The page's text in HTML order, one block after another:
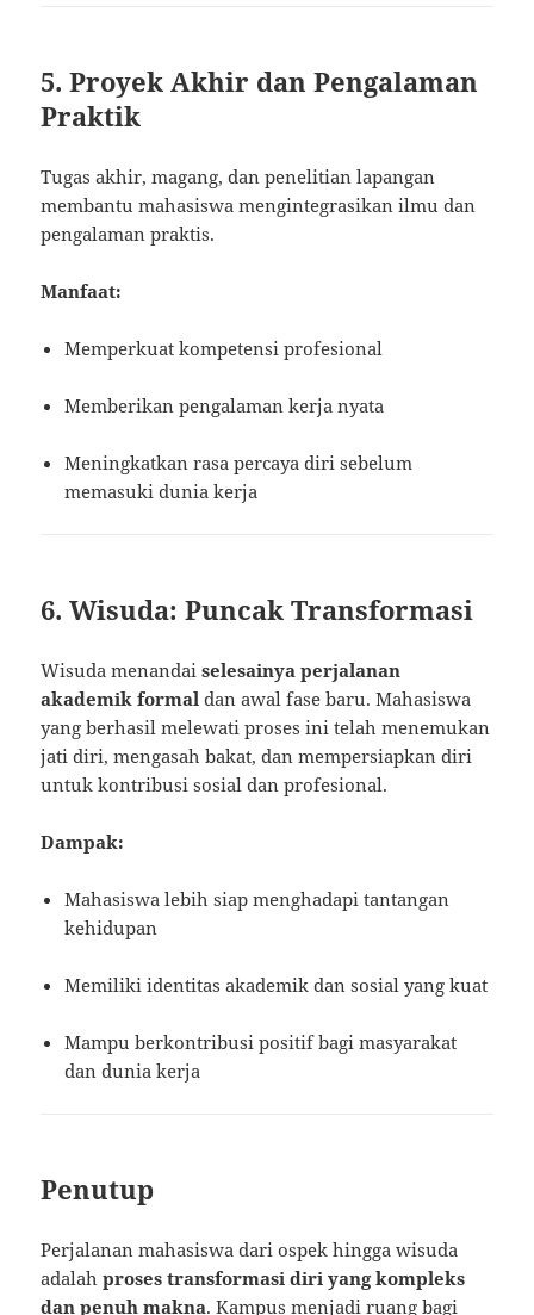
5. Proyek Akhir dan Pengalaman
Praktik
Tugas akhir, magang, dan penelitian lapangan
membantu mahasiswa mengintegrasikan ilmu dan
pengalaman praktis.
Manfaat:
Memperkuat kompetensi profesional
Memberikan pengalaman kerja nyata
Meningkatkan rasa percaya diri sebelum
memasuki dunia kerja
6. Wisuda: Puncak Transformasi
Wisuda menandaiselesainya perjalanan
akademik formal dan awal fase baru. Mahasiswa
yang berhasil melewati proses ini telah menemukan
jati diri, mengasah bakat, dan mempersiapkan diri
untuk kontribusi sosial dan profesional.
Dampak:
Mahasiswa lebih siap menghadapi tantangan
kehidupan
Memiliki identitas akademik dan sosial yang kuat
Mampu berkontribusi positif bagi masyarakat
dan dunia kerja
Penutup
Perjalanan mahasiswa dari ospek hingga wisuda
adalahproses transformasi diri yang kompleks
dan penuh makna. Kampus menjadi ruang bagi